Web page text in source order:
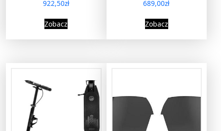
922,50zł
Zobacz
689,00zł
Zobacz